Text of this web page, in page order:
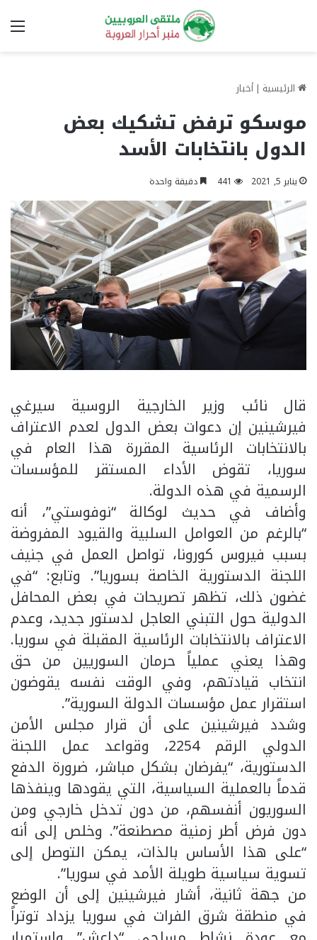
الرئيسية | أخبار
موسكو ترفض تشكيك بعض
الدول بانتخابات الأسد
يناير 5, 2021 441 دقيقة واحدة
قال نائب وزير الخارجية الروسية سيرغي
فيرشينين إن دعوات بعض الدول لعدم الاعتراف
بالانتخابات الرئاسية المقررة هذا العام في
سوريا، تقوض الأداء المستقر للمؤسسات
الرسمية في هذه الدولة.
وأضاف في حديث لوكالة “نوفوستي”، أنه
“بالرغم من العوامل السلبية والقيود المفروضة
بسبب فيروس كورونا، تواصل العمل في جنيف
اللجنة الدستورية الخاصة بسوريا”. وتابع: “في
غضون ذلك، تظهر تصريحات في بعض المحافل
الدولية حول التبني العاجل لدستور جديد، وعدم
الاعتراف بالانتخابات الرئاسية المقبلة في سوريا.
وهذا يعني عملياً حرمان السوريين من حق
انتخاب قيادتهم، وفي الوقت نفسه يقوضون
استقرار عمل مؤسسات الدولة السورية”.
وشدد فيرشينين على أن قرار مجلس الأمن
الدولي الرقم 2254، وقواعد عمل اللجنة
الدستورية، “يفرضان بشكل مباشر، ضرورة الدفع
قدماً بالعملية السياسية، التي يقودها وينفذها
السوريون أنفسهم، من دون تدخل خارجي ومن
دون فرض أطر زمنية مصطنعة”. وخلص إلى أنه
“على هذا الأساس بالذات، يمكن التوصل إلى
تسوية سياسية طويلة الأمد في سوريا”.
من جهة ثانية، أشار فيرشينين إلى أن الوضع
في منطقة شرق الفرات في سوريا يزداد توتراً